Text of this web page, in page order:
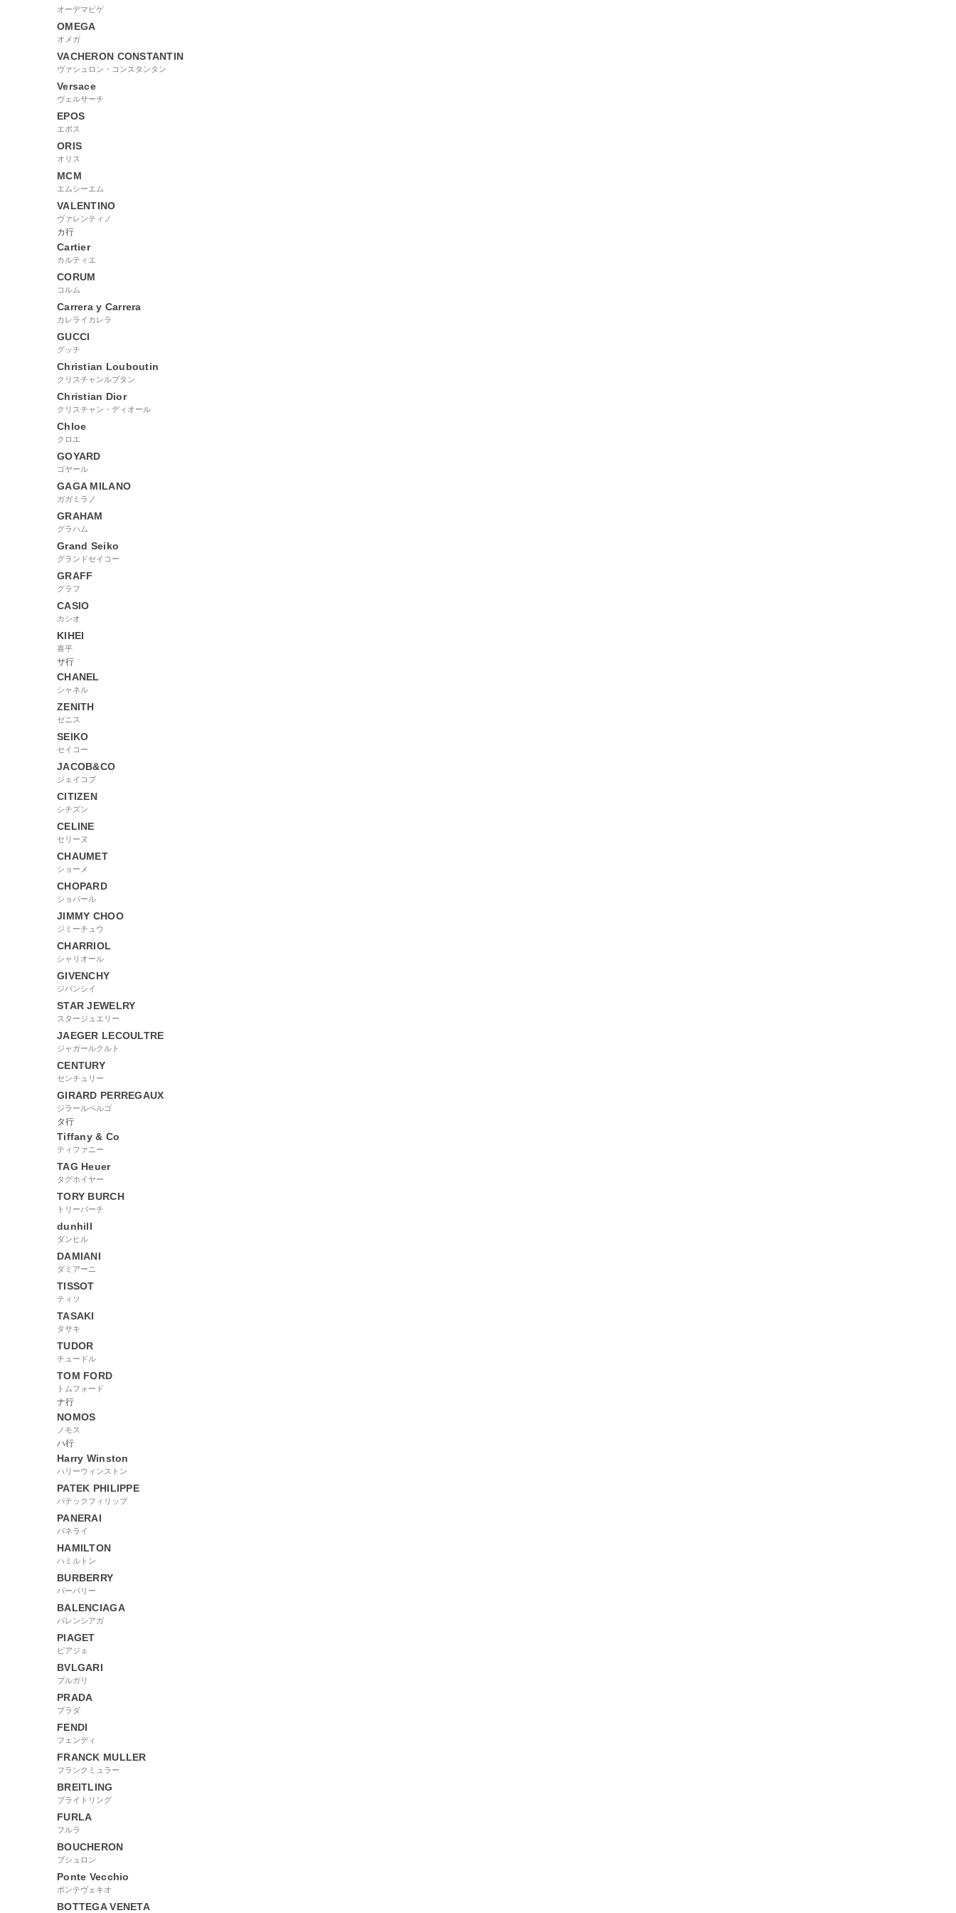
オーデマピゲ
OMEGA
オメガ
VACHERON CONSTANTIN
ヴァシュロン・コンスタンタン
Versace
ヴェルサーチ
EPOS
エポス
ORIS
オリス
MCM
エムシーエム
VALENTINO
ヴァレンティノ
カ行
Cartier
カルティエ
CORUM
コルム
Carrera y Carrera
カレライカレラ
GUCCI
グッチ
Christian Louboutin
クリスチャンルブタン
Christian Dior
クリスチャン・ディオール
Chloe
クロエ
GOYARD
ゴヤール
GAGA MILANO
ガガミラノ
GRAHAM
グラハム
Grand Seiko
グランドセイコー
GRAFF
グラフ
CASIO
カシオ
KIHEI
喜平
サ行
CHANEL
シャネル
ZENITH
ゼニス
SEIKO
セイコー
JACOB&CO
ジェイコブ
CITIZEN
シチズン
CELINE
セリーヌ
CHAUMET
ショーメ
CHOPARD
ショパール
JIMMY CHOO
ジミーチュウ
CHARRIOL
シャリオール
GIVENCHY
ジバンシイ
STAR JEWELRY
スタージュエリー
JAEGER LECOULTRE
ジャガールクルト
CENTURY
センチュリー
GIRARD PERREGAUX
ジラールペルゴ
タ行
Tiffany & Co
ティファニー
TAG Heuer
タグホイヤー
TORY BURCH
トリーバーチ
dunhill
ダンヒル
DAMIANI
ダミアーニ
TISSOT
ティソ
TASAKI
タサキ
TUDOR
チュードル
TOM FORD
トムフォード
ナ行
NOMOS
ノモス
ハ行
Harry Winston
ハリーウィンストン
PATEK PHILIPPE
パテックフィリップ
PANERAI
パネライ
HAMILTON
ハミルトン
BURBERRY
バーバリー
BALENCIAGA
バレンシアガ
PIAGET
ピアジェ
BVLGARI
ブルガリ
PRADA
プラダ
FENDI
フェンディ
FRANCK MULLER
フランクミュラー
BREITLING
ブライトリング
FURLA
フルラ
BOUCHERON
ブシュロン
Ponte Vecchio
ポンテヴェキオ
BOTTEGA VENETA